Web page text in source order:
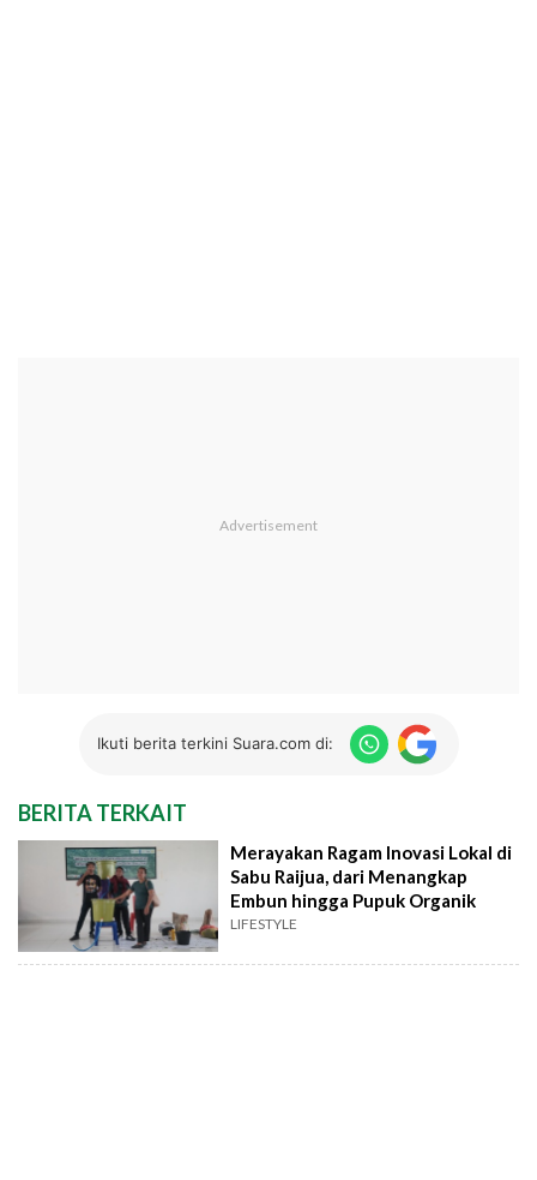
Ikuti berita terkini Suara.com di:
BERITA TERKAIT
Merayakan Ragam Inovasi Lokal di
Sabu Raijua, dari Menangkap
Embun hingga Pupuk Organik
LIFESTYLE